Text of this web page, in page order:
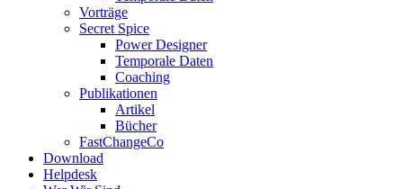
Vorträge
Secret Spice
Power Designer
Temporale Daten
Coaching
Publikationen
Artikel
Bücher
FastChangeCo
Download
Helpdesk